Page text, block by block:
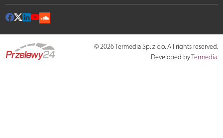
© 2026 Termedia Sp. z o.o. All rights reserved.
Developed byTermedia.